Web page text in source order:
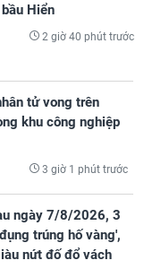
Hiển
2 giờ 40 phút trước
tử vong trên
khu công nghiệp
3 giờ 1 phút trước
ngày 7/8/2026, 3
trúng hố vàng',
nứt đố đổ vách